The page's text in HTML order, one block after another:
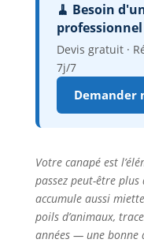
🧹 Besoin
professionnel
Devis gratuit ·
7j/7
Demander
Votre canapé est
passez peut-être
accumule aussi
poils d’animaux,
années — une bonne